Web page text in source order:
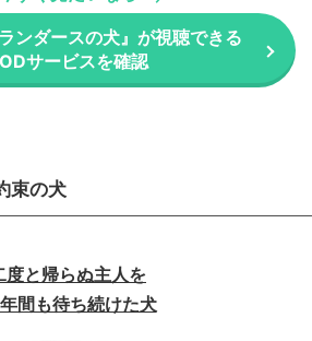
ンダースの犬』が視聴できる
サービスを確認
束の犬
度と帰らぬ主人を
間も待ち続けた犬